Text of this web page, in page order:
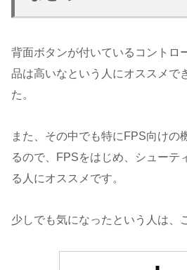
背面ボタンが付いているコントロ
品は高いなという人にオススメで
た。
また、その中でも特にFPS向けの
るので、FPSをはじめ、シューテ
る人にオススメです。
少しでも気になったという人は、